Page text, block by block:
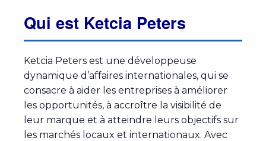
Qui est Ketcia Peters
Ketcia Peters est une développeuse
dynamique d’affaires internationales, qui se
consacre à aider les entreprises à améliorer
les opportunités, à accroître la visibilité de
leur marque et à atteindre leurs objectifs sur
les marchés locaux et internationaux. Avec